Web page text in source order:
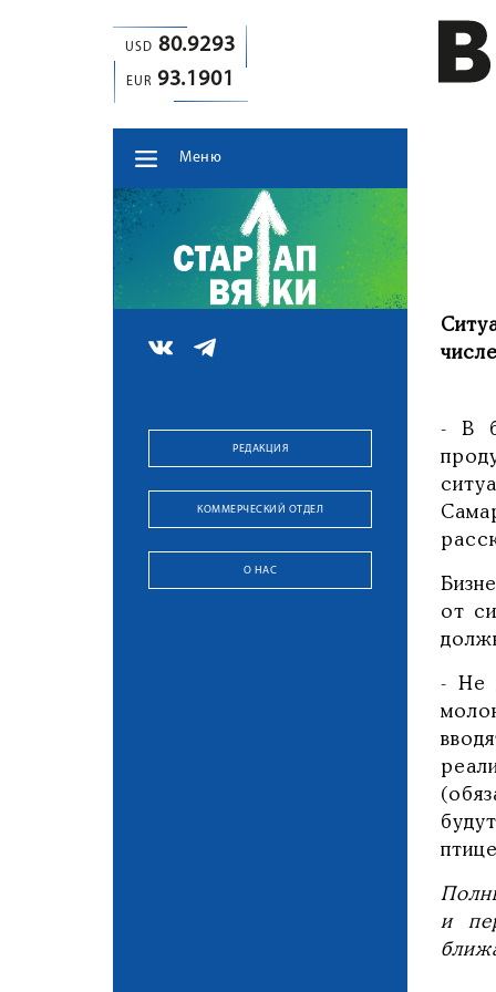
USD 80.9293
EUR 93.1901
Меню
РЕДАКЦИЯ
КОММЕРЧЕСКИЙ ОТДЕЛ
О НАС
- В
от
- Не
и